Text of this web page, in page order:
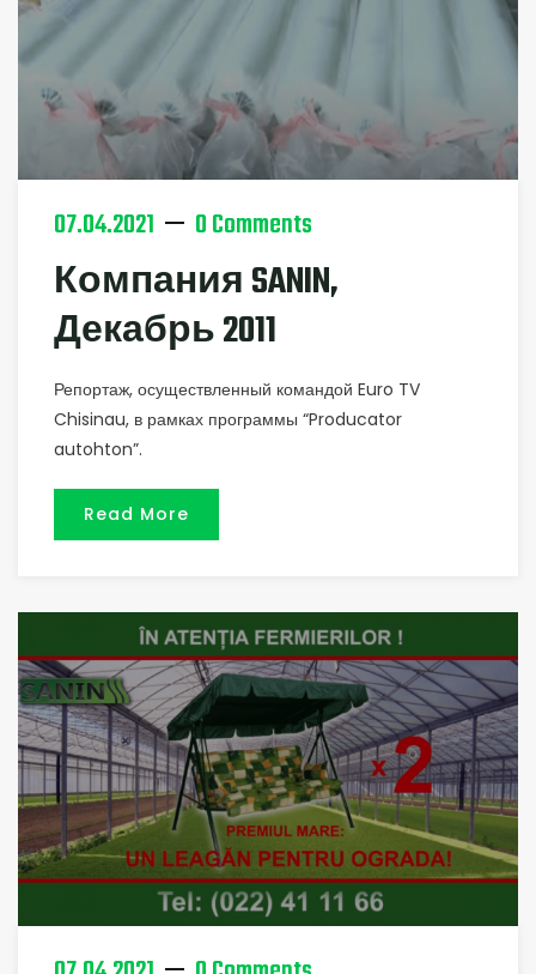
07.04.2021 0 Comments
Компания SANIN,
Декабрь 2011
Репортаж, осуществленный командой Euro TV
Chisinau, в рамках программы “Producator
autohton”.
Read More